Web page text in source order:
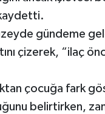
gündeme
çizerek, “ilaç
çocuğa fark
belirtirken,